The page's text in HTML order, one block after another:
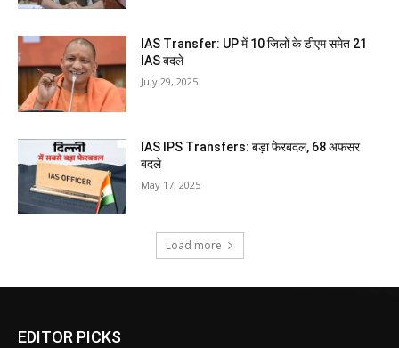
IAS Transfer: UP में 10 जिलों के डीएम समेत 21
IAS बदले
July 29, 2025
IAS IPS Transfers: बड़ा फेरबदल, 68 अफसर
बदले
May 17, 2025
Load more
EDITOR PICKS